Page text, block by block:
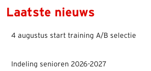
Laatste nieuws
4 augustus start training A/B selectie
Indeling senioren 2026-2027